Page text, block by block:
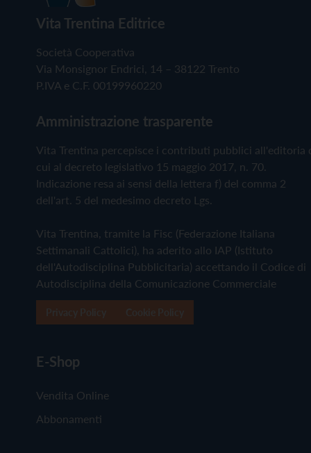
Vita Trentina Editrice
Società Cooperativa
Via Monsignor Endrici, 14 – 38122 Trento
P.IVA e C.F. 00199960220
Amministrazione trasparente
Vita Trentina percepisce i contributi pubblici all'editoria
cui al decreto legislativo 15 maggio 2017, n. 70.
Indicazione resa ai sensi della lettera f) del comma 2
dell'art. 5 del medesimo decreto Lgs.
Vita Trentina, tramite la Fisc (Federazione Italiana
Settimanali Cattolici), ha aderito allo IAP (Istituto
dell'Autodisciplina Pubblicitaria) accettando il Codice di
Autodisciplina della Comunicazione Commerciale
E-Shop
Vendita Online
Abbonamenti